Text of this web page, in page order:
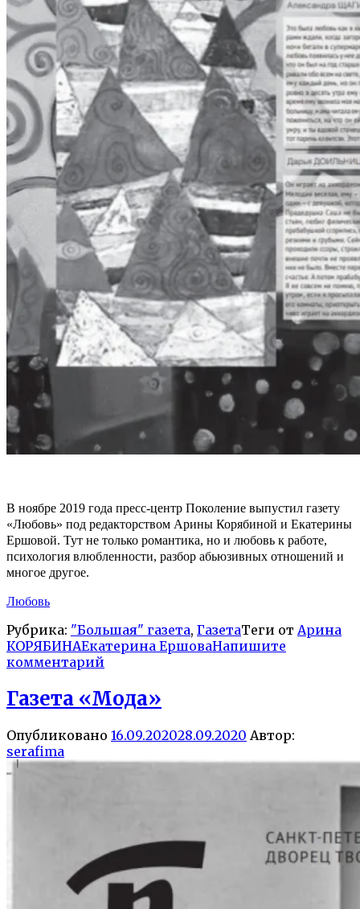
В ноябре 2019 года пресс-центр Поколение выпустил газету
«Любовь» под редакторством Арины Корябиной и Екатерины
Ершовой. Тут не только романтика, но и любовь к работе,
психология влюбленности, разбор абьюзивных отношений и
многое другое.
Любовь
Рубрика: "Большая" газета, ГазетаТеги от Арина
КОРЯБИНАЕкатерина ЕршоваНапишите
комментарий
Газета «Мода»
Опубликовано 16.09.202028.09.2020 Автор:
serafima